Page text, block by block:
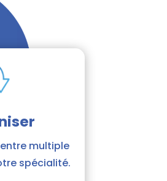
multiple
spécialité.